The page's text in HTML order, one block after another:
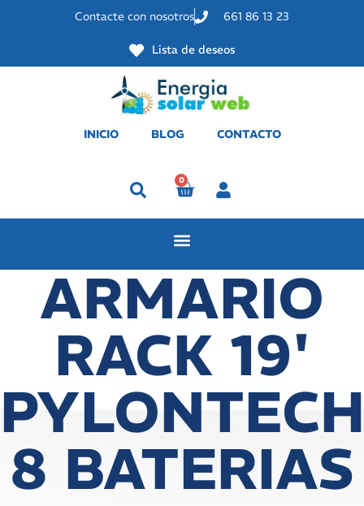
Contacte con nosotros 661 86 13 23
Lista de deseos
INICIO BLOG CONTACTO
0
ARMARIO
RACK 19'
PYLONTECH
8 BATERIAS